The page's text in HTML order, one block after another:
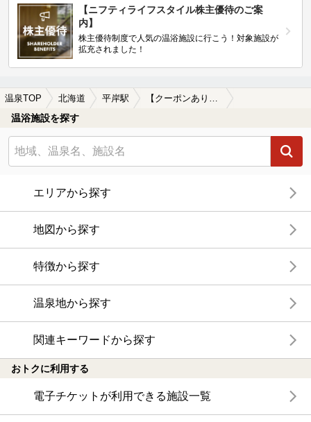
【ニフティライフスタイル株主優待のご案
内】
株主優待制度で人気の温浴施設に行こう！対象施設が
拡充されました！
温泉TOP 北海道 平岸駅 【クーポンあり】カップルにおすすめの平岸駅近くの温泉、日帰り温泉、スーパー銭湯おすすめ
温浴施設を探す
エリアから探す
地図から探す
特徴から探す
温泉地から探す
関連キーワードから探す
おトクに利用する
電子チケットが利用できる施設一覧